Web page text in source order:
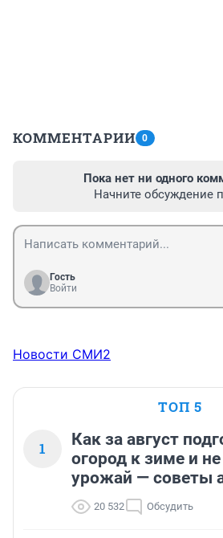
КОММЕНТАРИИ 0
Пока нет ни одного
Начните обсуждение
Гость
Войти
Новости СМИ2
ТОП 5
1
Как за август
огород к зиме и
урожай — советы
20 532 Обсудить